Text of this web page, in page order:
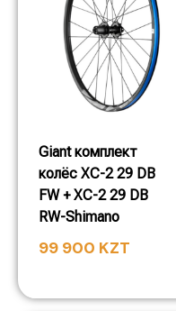
Giant комплект
колёс XC-2 29 DB
FW + XC-2 29 DB
RW-Shimano
99 900 KZT